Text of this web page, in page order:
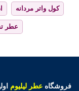
کول واتر مردانه
عطر
فروشگاهعطر لیلیوم